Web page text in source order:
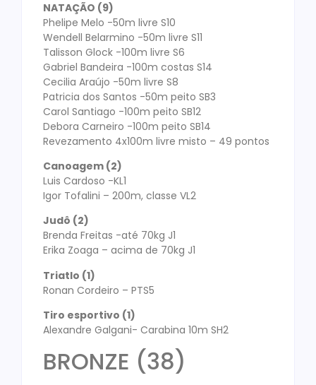
NATAÇÃO (9)
Phelipe Melo -50m livre S10
Wendell Belarmino -50m livre S11
Talisson Glock -100m livre S6
Gabriel Bandeira -100m costas S14
Cecilia Araújo -50m livre S8
Patricia dos Santos -50m peito SB3
Carol Santiago -100m peito SB12
Debora Carneiro -100m peito SB14
Revezamento 4x100m livre misto – 49 pontos
Canoagem (2)
Luis Cardoso -KL1
Igor Tofalini – 200m, classe VL2
Judô (2)
Brenda Freitas -até 70kg J1
Erika Zoaga – acima de 70kg J1
Triatlo (1)
Ronan Cordeiro – PTS5
Tiro esportivo (1)
Alexandre Galgani- Carabina 10m SH2
BRONZE (38)